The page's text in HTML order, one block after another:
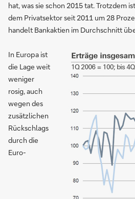
hat, was sie schon 2015 tat. Trotzdem
dem Privatsektor seit 2011 um 28
handelt Bankaktien im Durchschnitt
In Europa ist
die Lage weit
weniger
rosig, auch
wegen des
zusätzlichen
Rückschlags
durch die
Euro-